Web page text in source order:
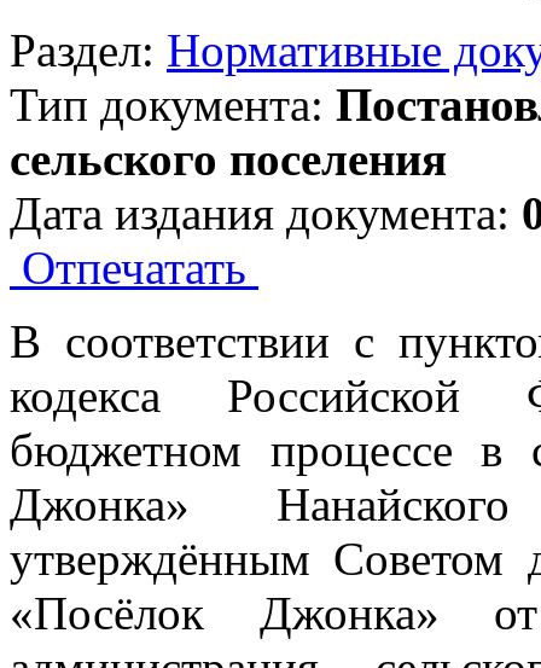
Раздел: Нормативные
Тип документа:
сельского поселения
Дата издания документа:
Отпечатать
В соответствии с
кодекса
бюджетном процессе в
Джонка»
утверждённым Советом
«Посёлок